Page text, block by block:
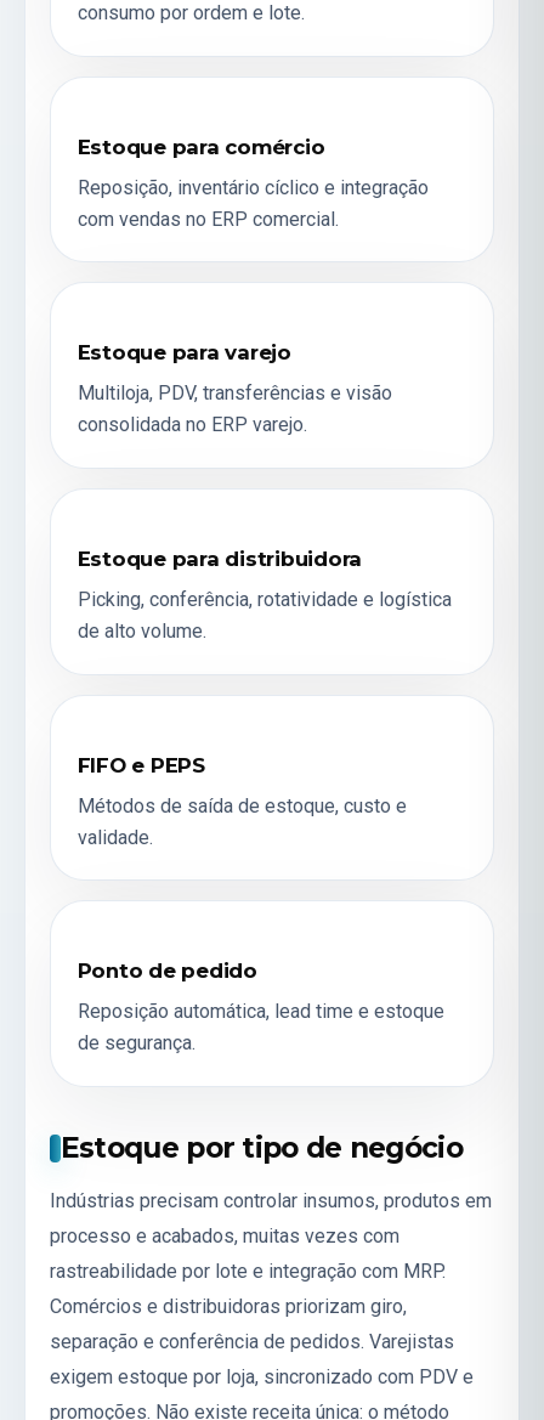
consumo por ordem e lote.
Estoque para comércio
Reposição, inventário cíclico e integração
com vendas no ERP comercial.
Estoque para varejo
Multiloja, PDV, transferências e visão
consolidada no ERP varejo.
Estoque para distribuidora
Picking, conferência, rotatividade e logística
de alto volume.
FIFO e PEPS
Métodos de saída de estoque, custo e
validade.
Ponto de pedido
Reposição automática, lead time e estoque
de segurança.
Estoque por tipo de negócio
Indústrias precisam controlar insumos, produtos em
processo e acabados, muitas vezes com
rastreabilidade por lote e integração com MRP.
Comércios e distribuidoras priorizam giro,
separação e conferência de pedidos. Varejistas
exigem estoque por loja, sincronizado com PDV e
promoções. Não existe receita única: o método